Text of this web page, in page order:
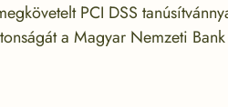
PCI DSS
a Magyar Nemzeti